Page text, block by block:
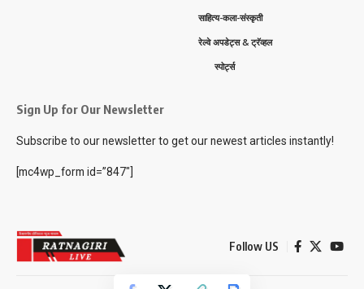
साहित्य-कला-संस्कृती
रेल्वे अपडेट्स & ट्रॅव्हल
स्पोर्ट्स
Sign Up for Our Newsletter
Subscribe to our newsletter to get our newest articles instantly!
[mc4wp_form id=”847″]
Follow US